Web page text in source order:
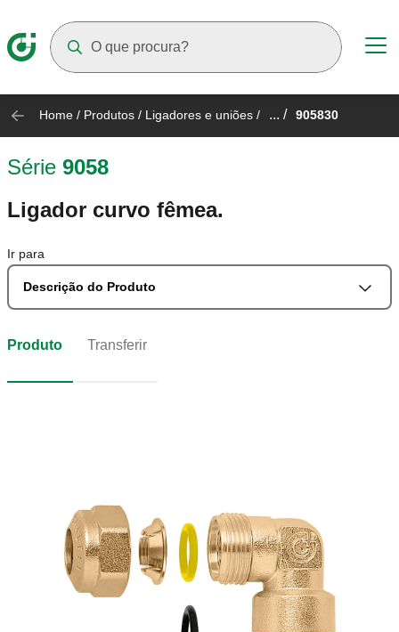
Home / Produtos / Ligadores e uniões / ... / 905830
Série 9058
Ligador curvo fêmea.
Ir para
Descrição do Produto
Produto Transferir